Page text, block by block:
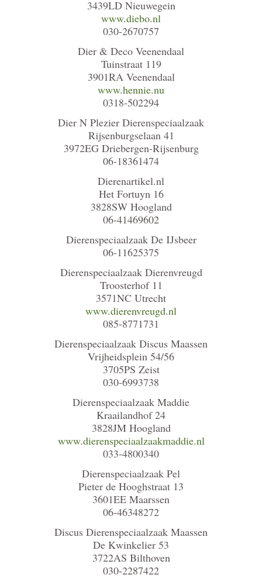
3439LD Nieuwegein
www.diebo.nl
030-2670757
Dier & Deco Veenendaal
Tuinstraat 119
3901RA Veenendaal
www.hennie.nu
0318-502294
Dier N Plezier Dierenspeciaalzaak
Rijsenburgselaan 41
3972EG Driebergen-Rijsenburg
06-18361474
Dierenartikel.nl
Het Fortuyn 16
3828SW Hoogland
06-41469602
Dierenspeciaalzaak De IJsbeer
06-11625375
Dierenspeciaalzaak Dierenvreugd
Troosterhof 11
3571NC Utrecht
www.dierenvreugd.nl
085-8771731
Dierenspeciaalzaak Discus Maassen
Vrijheidsplein 54/56
3705PS Zeist
030-6993738
Dierenspeciaalzaak Maddie
Kraailandhof 24
3828JM Hoogland
www.dierenspeciaalzaakmaddie.nl
033-4800340
Dierenspeciaalzaak Pel
Pieter de Hooghstraat 13
3601EE Maarssen
06-46348272
Discus Dierenspeciaalzaak Maassen
De Kwinkelier 53
3722AS Bilthoven
030-2287422